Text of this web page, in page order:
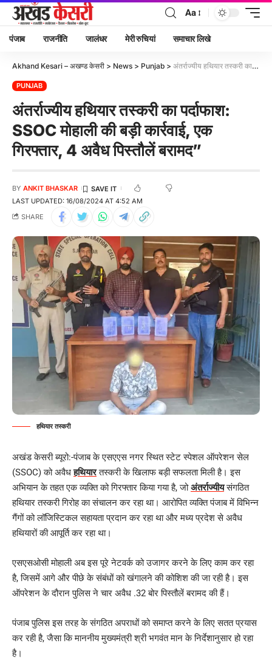
Aa
पंजाब राजनीति जालंधर मेरी रुचियां समाचार लिखे
Akhand Kesari – अखण्ड केसरी > News > Punjab > अंतर्राज्यीय हथियार तस्करी का पर्दाफाश: SSOC मोहाली की बड़ी कार्रवाई, एक गिरफ्तार, 4 अवैध पिस्तौलें बरामद”
PUNJAB
अंतर्राज्यीय हथियार तस्करी का पर्दाफाश:
SSOC मोहाली की बड़ी कार्रवाई, एक
गिरफ्तार, 4 अवैध पिस्तौलें बरामद”
LAST UPDATED: 16/08/2024 AT 4:52 AM
BY ANKIT BHASKAR
SHARE
हथियार तस्करी
अखंड केसरी ब्यूरो:-पंजाब के एसएएस नगर स्थित स्टेट स्पेशल ऑपरेशन सेल
(SSOC) को अवैधहथियारतस्करी के खिलाफ बड़ी सफलता मिली है। इस
अभियान के तहत एक व्यक्ति को गिरफ्तार किया गया है, जोअंतर्राज्यीयसंगठित
हथियार तस्करी गिरोह का संचालन कर रहा था। आरोपित व्यक्ति पंजाब में विभिन्न
गैंगों को लॉजिस्टिकल सहायता प्रदान कर रहा था और मध्य प्रदेश से अवैध
हथियारों की आपूर्ति कर रहा था।
एसएसओसी मोहाली अब इस पूरे नेटवर्क को उजागर करने के लिए काम कर रहा
है, जिसमें आगे और पीछे के संबंधों को खंगालने की कोशिश की जा रही है। इस
ऑपरेशन के दौरान पुलिस ने चार अवैध .32 बोर पिस्तौलें बरामद की हैं।
पंजाब पुलिस इस तरह के संगठित अपराधों को समाप्त करने के लिए सतत प्रयास
कर रही है, जैसा कि माननीय मुख्यमंत्री श्री भगवंत मान के निर्देशानुसार हो रहा
है।